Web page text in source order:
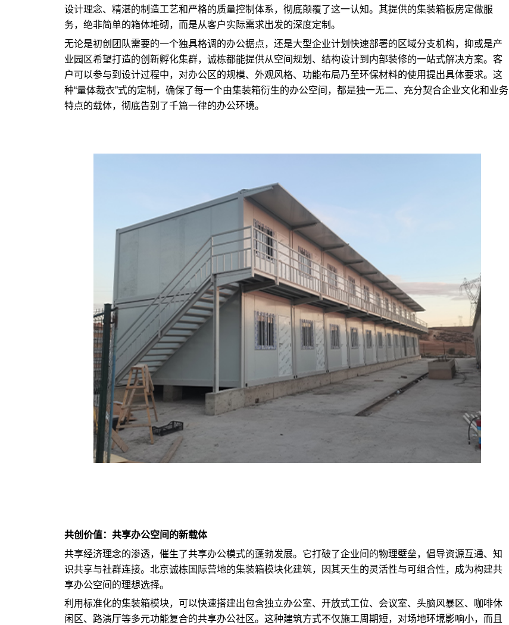
设计理念、精湛的制造工艺和严格的质量控制体系，彻底颠覆了这一认知。其提供的集装箱板房定做服
务，绝非简单的箱体堆砌，而是从客户实际需求出发的深度定制。
无论是初创团队需要的一个独具格调的办公据点，还是大型企业计划快速部署的区域分支机构，抑或是产
业园区希望打造的创新孵化集群，诚栋都能提供从空间规划、结构设计到内部装修的一站式解决方案。客
户可以参与到设计过程中，对办公区的规模、外观风格、功能布局乃至环保材料的使用提出具体要求。这
种“量体裁衣”式的定制，确保了每一个由集装箱衍生的办公空间，都是独一无二、充分契合企业文化和业务
特点的载体，彻底告别了千篇一律的办公环境。
共创价值：共享办公空间的新载体
共享经济理念的渗透，催生了共享办公模式的蓬勃发展。它打破了企业间的物理壁垒，倡导资源互通、知
识共享与社群连接。北京诚栋国际营地的集装箱模块化建筑，因其天生的灵活性与可组合性，成为构建共
享办公空间的理想选择。
利用标准化的集装箱模块，可以快速搭建出包含独立办公室、开放式工位、会议室、头脑风暴区、咖啡休
闲区、路演厅等多元功能复合的共享办公社区。这种建筑方式不仅施工周期短，对场地环境影响小，而且